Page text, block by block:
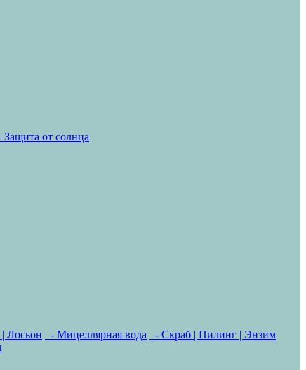
Защита от солнца
Лосьон - Мицеллярная вода
- Скраб | Пилинг | Энзим